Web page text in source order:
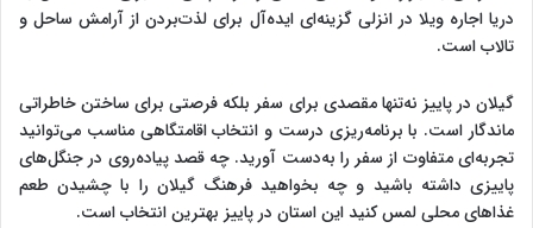
دریا اجاره ویلا در انزلی گزینه‌ای ایده‌آل برای لذت‌بردن از آرامش ساحل و
تالاب است.
گیلان در پاییز نه‌تنها مقصدی برای سفر بلکه فرصتی برای ساختن خاطراتی
ماندگار است. با برنامه‌ریزی درست و انتخاب اقامتگاهی مناسب می‌توانید
تجربه‌ای متفاوت از سفر را به‌دست آورید. چه قصد پیاده‌روی در جنگل‌های
پاییزی داشته باشید و چه بخواهید فرهنگ گیلان را با چشیدن طعم
غذاهای محلی لمس کنید این استان در پاییز بهترین انتخاب است.